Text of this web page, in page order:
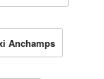
Anchamps